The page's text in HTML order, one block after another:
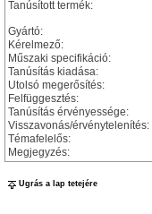
Tanúsított termék:
Gyártó:
Kérelmező:
Műszaki specifikáció:
Tanúsítás kiadása:
Utolsó megerősítés:
Felfüggesztés:
Tanúsítás érvényessége:
Visszavonás/érvénytelenítés:
Témafelelős:
Megjegyzés:
Ugrás a lap tetejére